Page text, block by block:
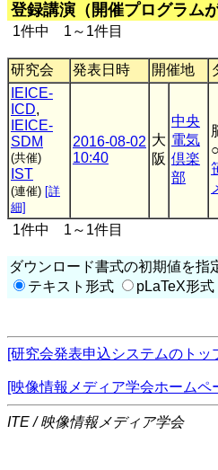
登録講演（開催プログラム
1件中 1～1件目
研究会 発表日時 開催地
IEICE-
ICD,
IEICE-
SDM
(共催)
IST
(連催) [詳
細]
2016-08-02
10:40
大
阪
中央
電気
倶楽
部
○
1件中 1～1件目
ダウンロード書式の初期値を指
テキスト形式
pLaTeX形式
[研究会発表申込システムのトッ
[映像情報メディア学会ホームペ
ITE / 映像情報メディア学会